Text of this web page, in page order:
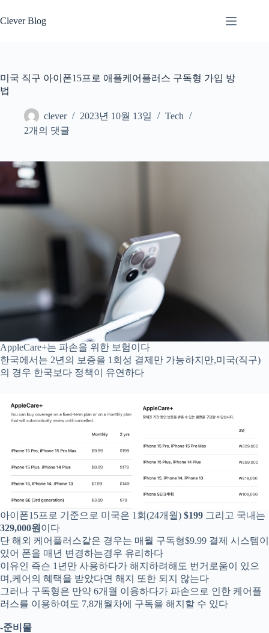
문
뛰
기
Clever Blog
미국 직구 아이폰15프로 애플케어플러스 구독형 가입 방
법
clever 2023년 10월 13일
Tech
2개의 댓글
AppleCare+는 파손을 위한 보험이다
한국에서는 2년의 보증을 1회성 결제만 가능하지만,미국(직구)
의 경우 한국보다 정책이 유연하다
아이폰15프로 기준으로 미국은 1회(24개월) $199 그리고 국내는
329,000원 이다
단 해외 케어플러스같은 경우는 매월 구독형$9.99 결제 시스템이
있어 폰을 매년 변경하는경우 유리하다
이유인 즉슨 1년만 사용하다가 해지하려해도 번거로움이 있으
며,케어의 혜택을 받았다면 해지 또한 되지 않는다
그러나 구독형은 만약 6개월 이용하다가 파손으로 인한 케어플
러스를 이용하여도 7,8개월차에 구독을 해지할 수 있다
-준비물